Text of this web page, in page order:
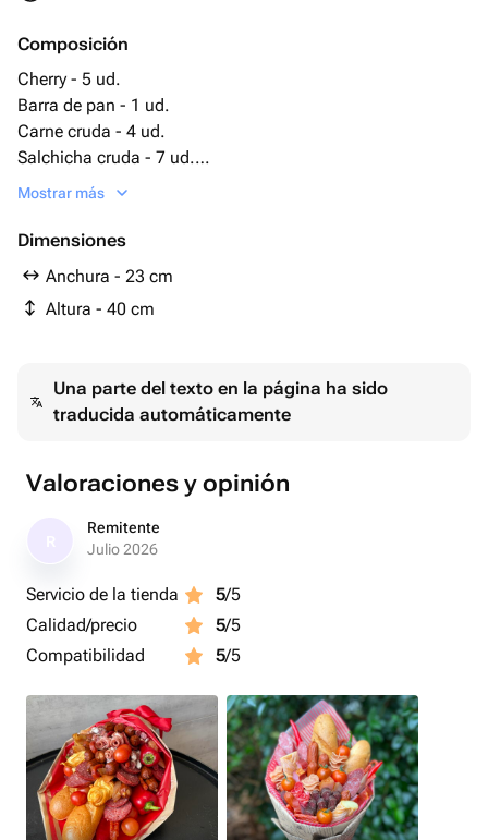
Composición
Cherry - 5 ud.
Barra de pan - 1 ud.
Carne cruda - 4 ud.
Salchicha cruda - 7 ud.
pimienta de Chile - 3 ud.
cortar salchicha - 2 ud.
chips de carne - 1 ud.
корпачо курица - 3 ud.
Mostrar más
Dimensiones
Anchura - 23 cm
Altura - 40 cm
Una parte del texto en la página ha sido
traducida automáticamente
Valoraciones y opinión
Remitente
Julio 2026
Servicio de la tienda 5/5
Calidad/precio
5/5
Compatibilidad
5/5